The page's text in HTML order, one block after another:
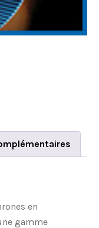
en
gamme